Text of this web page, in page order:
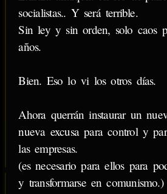
socialistas.. Y será terrible.
Sin ley y sin orden, solo caos
años.
Bien. Eso lo vi los otros días.
Ahora querrán instaurar un
nueva excusa para control y
las empresas.
(es necesario para ellos para
y transformarse en